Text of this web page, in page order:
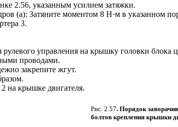
2.56, указанным усилием затяжки.
(a): Затяните моментом 8 Н·м в указанном
3.
управления на крышку головки блока
проводами.
закрепите жгут.
на крышке двигателя.
Рис. 2.57. Порядок
болтов крепления крышки